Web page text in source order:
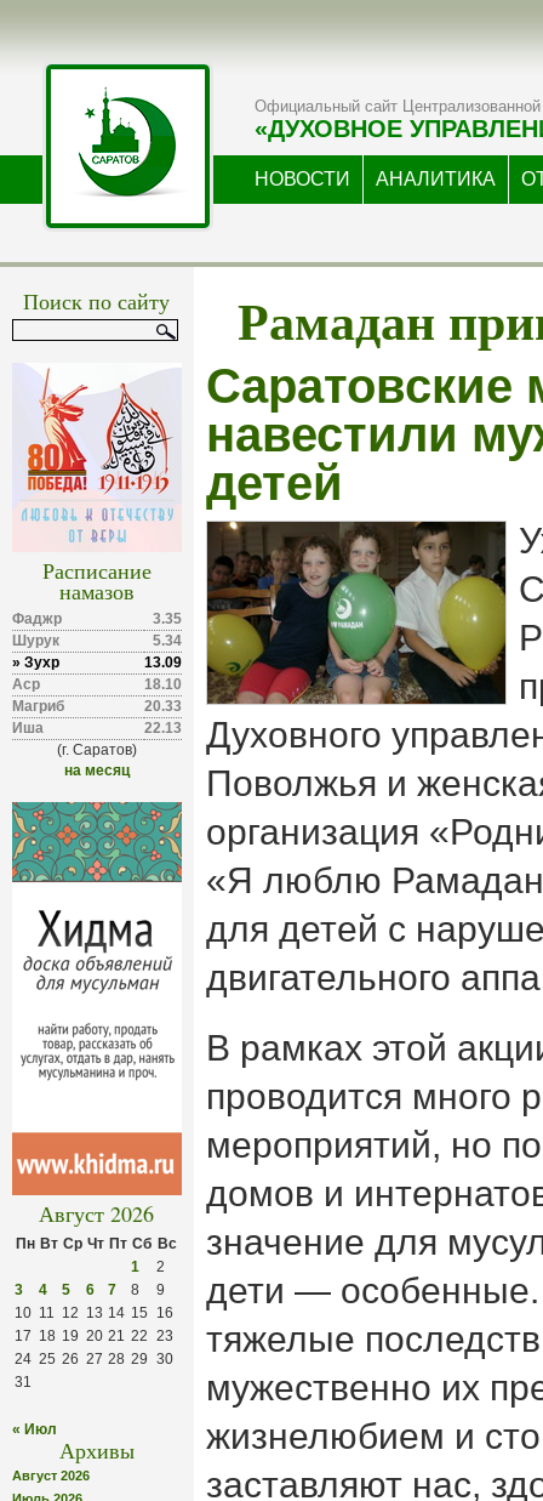
Официальный сайт Централизованной
«ДУХОВНОЕ
НОВОСТИ АНАЛИТИКА
Поиск по сайту
Расписание
намазов
Фаджр
3.35
Шурук
5.34
» Зухр
13.09
Аср
18.10
Магриб
20.33
Иша
22.13
(г. Саратов)
на месяц
Август 2026
Пн Вт Ср Чт Пт Сб Вс
1
2
3
4 5 6 7 8
9
10 11 12 13 14 15
16
17 18 19 20 21 22 23
24 25 26 27 28 29 30
31
« Июл
Архивы
Август 2026
Июль 2026
Рамадан
Саратовские
навестили
детей
Духовного
Поволжья и
организация
«Я люблю
для детей с
двигательного
В рамках этой
проводится много
мероприятий, но
домов и
значение для
дети —
тяжелые
мужественно их
жизнелюбием и
заставляют нас,